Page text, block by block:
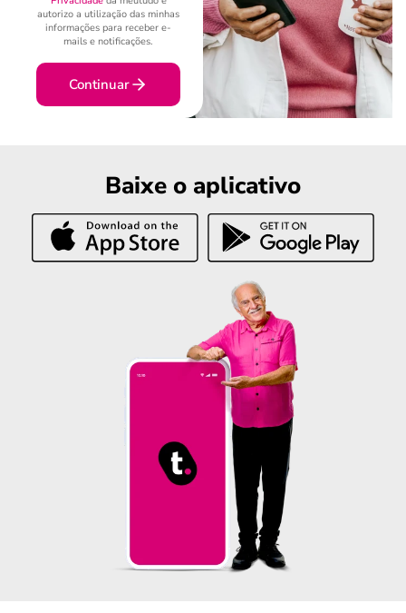
autorizo a utilização das minhas
informações para receber e-
mails e notificações.
Continuar
Baixe o aplicativo